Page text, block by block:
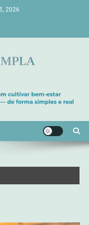
2026
diária para uma